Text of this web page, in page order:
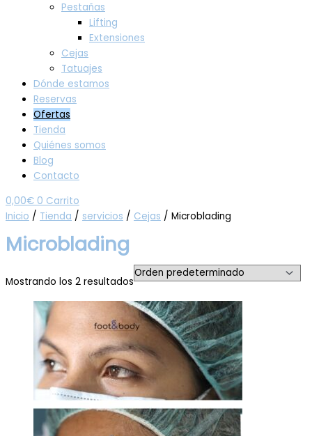
Pestañas
Lifting
Extensiones
Cejas
Tatuajes
Dónde estamos
Reservas
Ofertas
Tienda
Quiénes somos
Blog
Contacto
0,00€ 0 Carrito
Inicio / Tienda / servicios / Cejas / Microblading
Microblading
Mostrando los 2 resultados